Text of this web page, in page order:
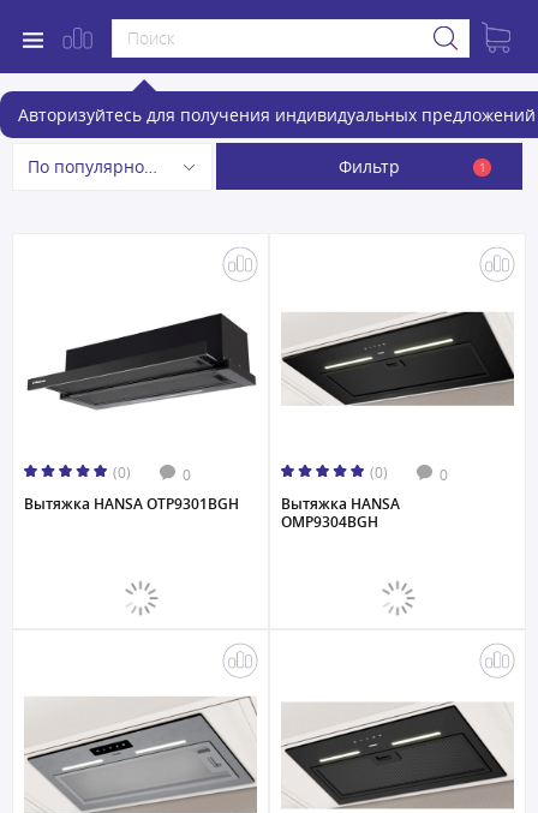
Авторизуйтесь для получения индивидуальных предложений
Вытяжки
По популярности Фильтр 1
(0) 0
Вытяжка HANSA OTP9301BGH
(0) 0
Вытяжка HANSA
OMP9304BGH